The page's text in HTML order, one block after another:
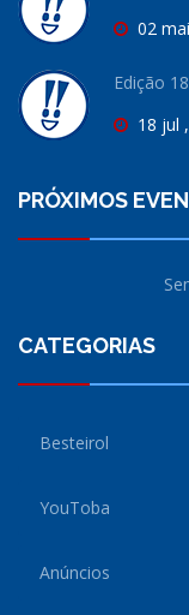
02
Edição
18 jul
PRÓXIMOS
CATEGORIAS
Besteirol
YouToba
Anúncios